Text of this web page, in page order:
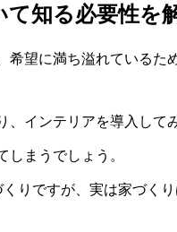
知る必要性を
望に満ち溢れているた
、インテリアを導入し
まうでしょう。
りですが、実は家づく